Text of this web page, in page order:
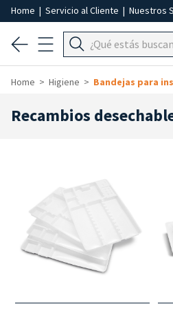
Home | Servicio al Cliente | Nuestros
Home Higiene Bandejas para
Recambios